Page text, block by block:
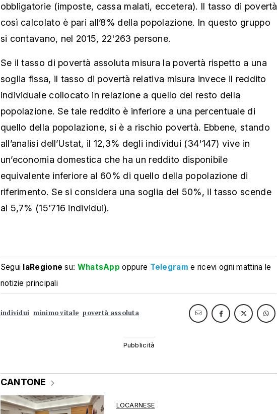
obbligatorie (imposte, cassa malati, eccetera). Il tasso di povertà
così calcolato è pari all’8% della popolazione. In questo gruppo
si contavano, nel 2015, 22'263 persone.
Se il tasso di povertà assoluta misura la povertà rispetto a una
soglia fissa, il tasso di povertà relativa misura invece il reddito
individuale collocato in relazione a quello del resto della
popolazione. Se tale reddito è inferiore a una percentuale di
quello della popolazione, si è a rischio povertà. Ebbene, stando
all’analisi dell’Ustat, il 12,3% degli individui (34'147) vive in
un’economia domestica che ha un reddito disponibile
equivalente inferiore al 60% di quello della popolazione di
riferimento. Se si considera una soglia del 50%, il tasso scende
al 5,7% (15'716 individui).
Segui laRegione su: WhatsApp oppure Telegram e ricevi ogni mattina le
notizie principali
individui minimo vitale povertà assoluta
CANTONE
LOCARNESE